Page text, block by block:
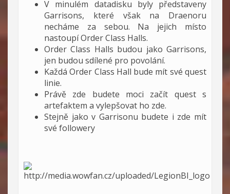
V minulém datadisku byly představeny
Garrisons, které však na Draenoru
necháme za sebou. Na jejich místo
nastoupí Order Class Halls.
Order Class Halls budou jako Garrisons,
jen budou sdílené pro povolání.
Každá Order Class Hall bude mít své quest
linie.
Právě zde budete moci začít quest s
artefaktem a vylepšovat ho zde.
Stejně jako v Garrisonu budete i zde mít
své followery